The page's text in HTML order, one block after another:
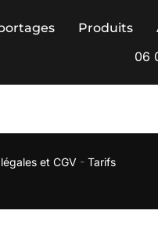
Produits
06
et CGV - Tarifs